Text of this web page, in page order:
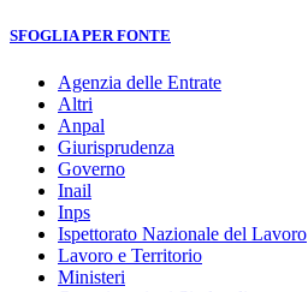
SFOGLIA PER FONTE
Agenzia delle Entrate
Altri
Anpal
Giurisprudenza
Governo
Inail
Inps
Ispettorato Nazionale del Lavoro
Lavoro e Territorio
Ministeri